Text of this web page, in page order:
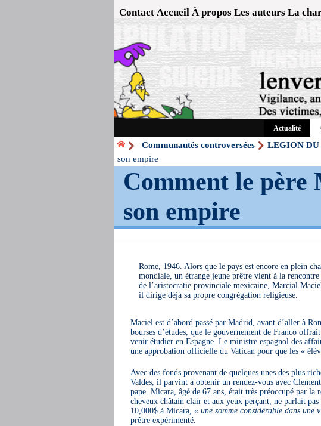
Contact Accueil À propos Les auteurs La
Actualité
Communautés controversées LEGION
son empire
Comment le
son empire
Rome, 1946. Alors que le pays est encore en plein
mondiale, un étrange jeune prêtre vient à la
de l’aristocratie provinciale mexicaine, Marcial
il dirige déjà sa propre congrégation religieuse.
Maciel est d’abord passé par Madrid, avant d’aller à
bourses d’études, que le gouvernement de Franco
venir étudier en Espagne. Le ministre espagnol des
une approbation officielle du Vatican pour que les «
Avec des fonds provenant de quelques unes des plus
Valdes, il parvint à obtenir un rendez-vous avec
pape. Micara, âgé de 67 ans, était très préoccupé par
cheveux châtain clair et aux yeux perçant, ne parlait
10,000$ à Micara, « une somme considérable dans
prêtre expérimenté.